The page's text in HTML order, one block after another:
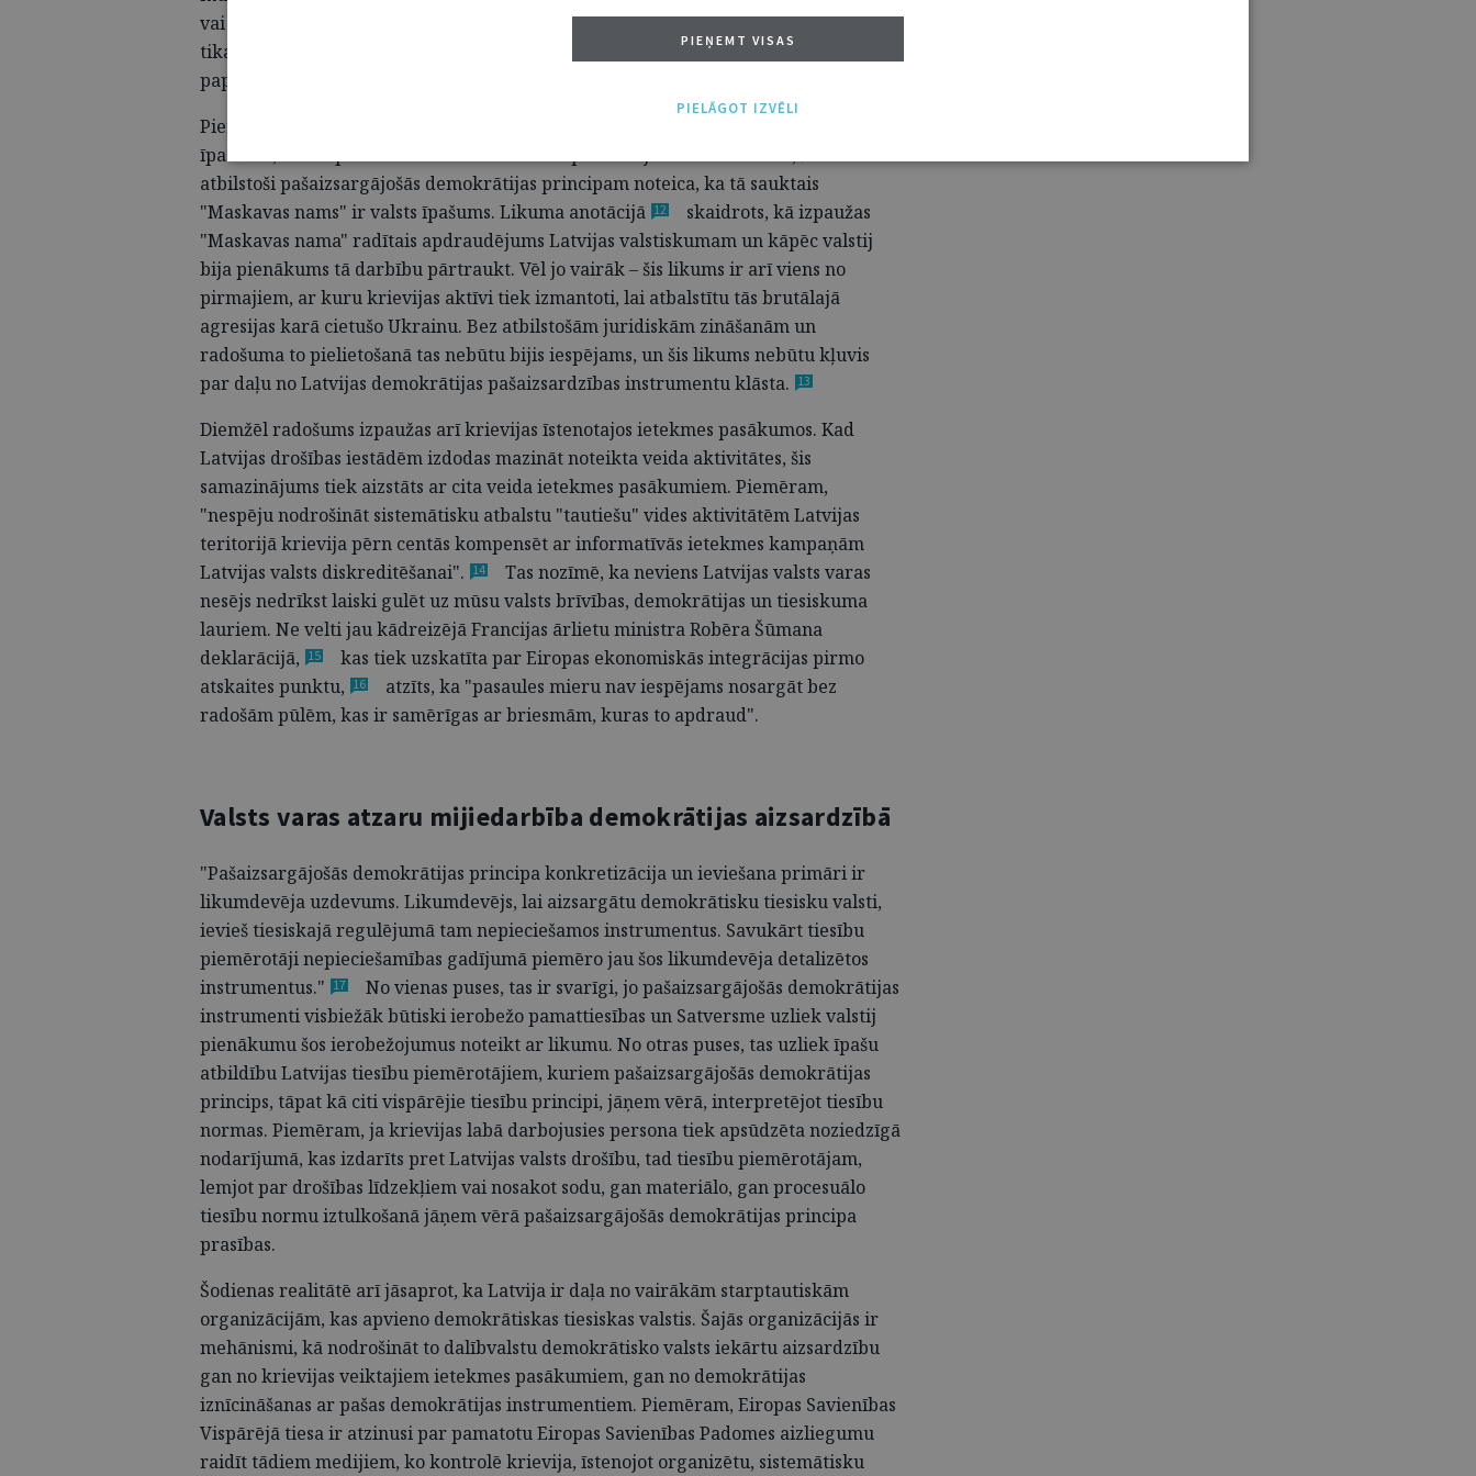
vai strīds par tiesībām kļūst par valstiskuma apdraudējumu. To iespējams izdarīt
tikai tad, ja pienācīgi novērtējam pašreizējo ģeopolitisko situāciju un atbildīgi
papildinām profesionālās zināšanas.
Piemēram, šā gada janvārī Saeima pieņēma likumu "Par rīcību ar nekustamo
īpašumu, kas nepieciešama valsts drošības apdraudējuma novēršanai"
atbilstoši pašaizsargājošās demokrātijas principam noteica, ka tā sauktais
"Maskavas nams" ir valsts īpašums. Likuma anotācijā 12
skaidrots, kā izpaužas
"Maskavas nama" radītais apdraudējums Latvijas valstiskumam un kāpēc valstij
bija pienākums tā darbību pārtraukt. Vēl jo vairāk – šis likums ir arī viens no
pirmajiem, ar kuru krievijas aktīvi tiek izmantoti, lai atbalstītu tās brutālajā
agresijas karā cietušo Ukrainu. Bez atbilstošām juridiskām zināšanām un
radošuma to pielietošanā tas nebūtu bijis iespējams, un šis likums nebūtu kļuvis
par daļu no Latvijas demokrātijas pašaizsardzības instrumentuklāsta. 13
Diemžēl radošums izpaužas arī krievijas īstenotajos ietekmes pasākumos. Kad
Latvijas drošības iestādēm izdodas mazināt noteikta veida aktivitātes, šis
samazinājums tiek aizstāts ar cita veida ietekmes pasākumiem. Piemēram,
"nespēju nodrošināt sistemātisku atbalstu "tautiešu" vides aktivitātēm Latvijas
teritorijā krievija pērn centās kompensēt ar informatīvās ietekmes kampaņām
Latvijas valsts diskreditēšanai". 14
Tas nozīmē, ka neviens Latvijas valsts varas
nesējs nedrīkst laiski gulēt uz mūsu valsts brīvības, demokrātijas un tiesiskuma
lauriem. Ne velti jau kādreizējā Francijas ārlietu ministra Robēra Šūmana
deklarācijā, 15
kas tiek uzskatīta par Eiropas ekonomiskās integrācijas pirmo
atskaites punktu, 16
atzīts, ka "pasaules mieru nav iespējams nosargāt bez
radošām pūlēm, kas ir samērīgas ar briesmām, kuras to apdraud".
Valsts varas atzaru mijiedarbība demokrātijas aizsardzībā
"Pašaizsargājošās demokrātijas principa konkretizācija un ieviešana primāri ir
likumdevēja uzdevums. Likumdevējs, lai aizsargātu demokrātisku tiesisku valsti,
ievieš tiesiskajā regulējumā tam nepieciešamos instrumentus. Savukārt tiesību
piemērotāji nepieciešamības gadījumā piemēro jau šos likumdevēja detalizētos
instrumentus." 17
No vienas puses, tas ir svarīgi, jo pašaizsargājošās demokrātijas
instrumenti visbiežāk būtiski ierobežo pamattiesības un Satversme uzliek valstij
pienākumu šos ierobežojumus noteikt ar likumu. No otras puses, tas uzliek īpašu
atbildību Latvijas tiesību piemērotājiem, kuriem pašaizsargājošās demokrātijas
princips, tāpat kā citi vispārējie tiesību principi, jāņem vērā, interpretējot tiesību
normas. Piemēram, ja krievijas labā darbojusies persona tiek apsūdzēta noziedzīgā
nodarījumā, kas izdarīts pret Latvijas valsts drošību, tad tiesību piemērotājam,
lemjot par drošības līdzekļiem vai nosakot sodu, gan materiālo, gan procesuālo
tiesību normu iztulkošanā jāņem vērā pašaizsargājošās demokrātijas principa
prasības.
Šodienas realitātē arī jāsaprot, ka Latvija ir daļa no vairākām starptautiskām
organizācijām, kas apvieno demokrātiskas tiesiskas valstis. Šajās organizācijās ir
mehānismi, kā nodrošināt to dalībvalstu demokrātisko valsts iekārtu aizsardzību
gan no krievijas veiktajiem ietekmes pasākumiem, gan no demokrātijas
iznīcināšanas ar pašas demokrātijas instrumentiem. Piemēram, Eiropas Savienības
Vispārējā tiesa ir atzinusi par pamatotu Eiropas Savienības Padomes aizliegumu
raidīt tādiem medijiem, ko kontrolē krievija, īstenojot organizētu, sistemātisku
PIEŅEMT VISAS
PIELĀGOT IZVĒLI